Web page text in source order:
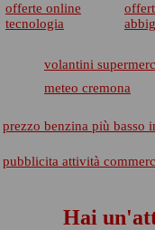
offerte online
tecnologia
volantini
meteo cremona
prezzo benzina più basso
pubblicita attività
Hai